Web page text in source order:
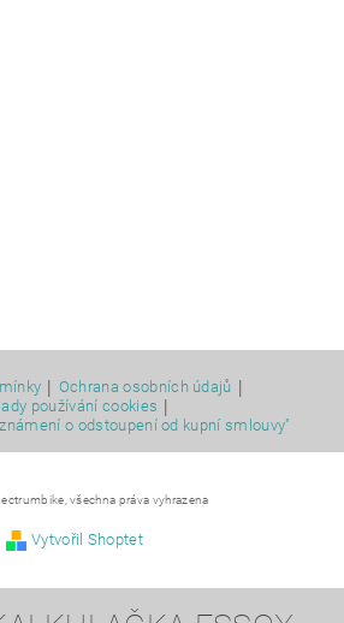
Ochrana osobních údajů
používání cookies
o odstoupení od kupní smlouvy"
všechna práva vyhrazena
Vytvořil Shoptet